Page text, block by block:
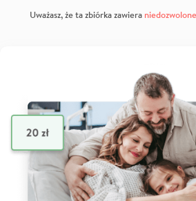
Uważasz, że ta zbiórka zawiera